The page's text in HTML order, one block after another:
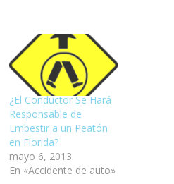
¿El Conductor Se Hará
Responsable de
Embestir a un Peatón
en Florida?
mayo 6, 2013
En «Accidente de auto»